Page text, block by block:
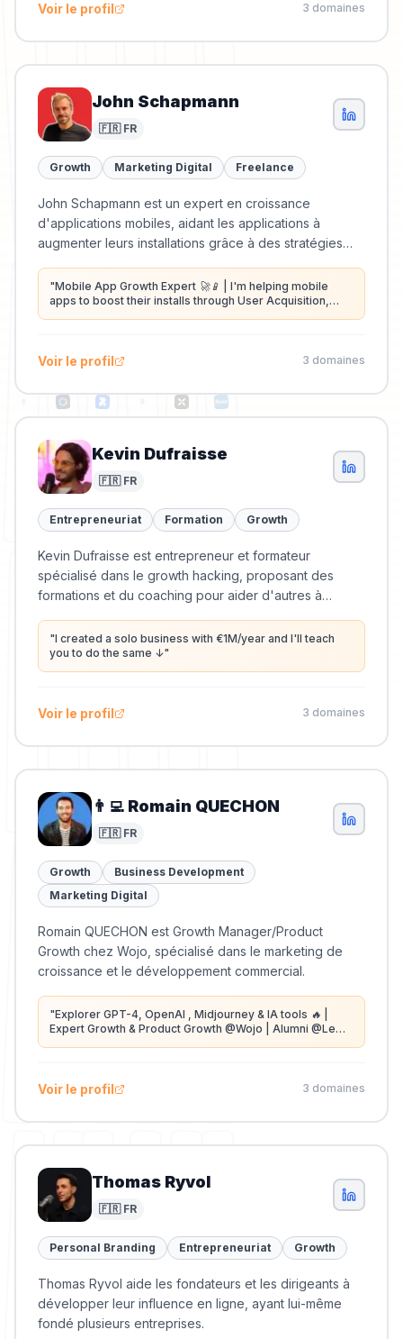
Voir le profil 3 domaines
John Schapmann
🇫🇷 FR
Growth Marketing Digital Freelance
John Schapmann est un expert en croissance
d'applications mobiles, aidant les applications à
augmenter leurs installations grâce à des stratégies
magasins d'applications.
"Mobile App Growth Expert 🚀📱 | I'm helping mobile
apps to boost their installs through User Acquisition,
Voir le profil 3 domaines
Kevin Dufraisse
🇫🇷 FR
Entrepreneuriat Formation Growth
Kevin Dufraisse est entrepreneur et formateur
spécialisé dans le growth hacking, proposant des
formations et du coaching pour aider d'autres à
"I created a solo business with €1M/year and I'll teach
you to do the same ↓"
Voir le profil 3 domaines
👨‍💻 Romain QUECHON
🇫🇷 FR
Growth
Business Development
Marketing Digital
Romain QUECHON est Growth Manager/Product
Growth chez Wojo, spécialisé dans le marketing de
croissance et le développement commercial.
"Explorer GPT-4, OpenAI , Midjourney & IA tools 🔥 |
Expert Growth & Product Growth @Wojo | Alumni @Le
Voir le profil 3 domaines
Thomas Ryvol
🇫🇷 FR
Personal Branding Entrepreneuriat Growth
Thomas Ryvol aide les fondateurs et les dirigeants à
développer leur influence en ligne, ayant lui-même
fondé plusieurs entreprises.